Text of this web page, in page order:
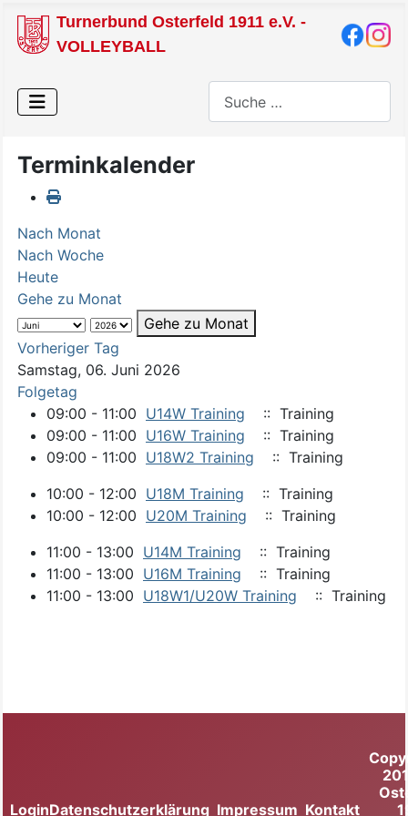
Turnerbund Osterfeld 1911 e.V. -
VOLLEYBALL
Terminkalender
Nach Monat
Nach Woche
Heute
Gehe zu Monat
Gehe zu Monat
Vorheriger Tag
Samstag, 06. Juni 2026
Folgetag
09:00 - 11:00 U14W Training
:: Training
09:00 - 11:00 U16W Training
:: Training
09:00 - 11:00 U18W2 Training
:: Training
10:00 - 12:00 U18M Training
:: Training
10:00 - 12:00 U20M Training
:: Training
11:00 - 13:00 U14M Training
:: Training
11:00 - 13:00 U16M Training
:: Training
11:00 - 13:00 U18W1/U20W Training :: Training
LoginDatenschutzerklärung Impressum Kontakt